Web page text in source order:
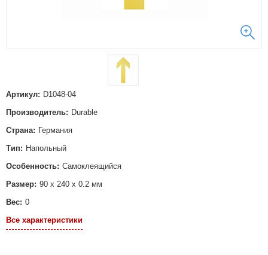
Артикул: D1048-04
Производитель: Durable
Страна: Германия
Тип: Напольный
Особенность: Самоклеящийся
Размер: 90 х 240 х 0.2 мм
Вес: 0
Все характеристики